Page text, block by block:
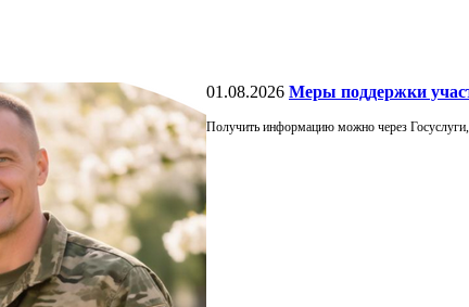
01.08.2026 Меры поддержки
Получить информацию можно через